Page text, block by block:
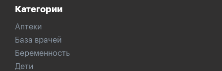
Категории
Аптеки
База врачей
Беременность
Дети